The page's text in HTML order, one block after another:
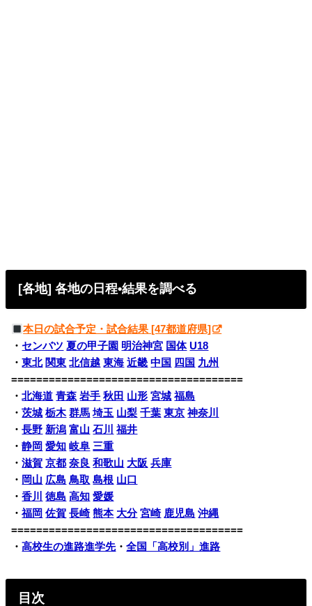
[各地] 各地の日程•結果を調べる
本日の試合予定・試合結果 [47都道府県]
・ センバツ 夏の甲子園 明治神宮 国体 U18
・東北 関東 北信越 東海 近畿 中国 四国 九州
=====================================
・北海道 青森 岩手 秋田 山形 宮城 福島
・茨城 栃木 群馬 埼玉 山梨 千葉 東京 神奈川
・長野 新潟 富山 石川
福井
・静岡 愛知 岐阜 三重
・滋賀 京都 奈良 和歌山 大阪 兵庫
・ 岡山 広島 鳥取 島根 山口
・香川 徳島 高知 愛媛
・福岡 佐賀 長崎 熊本 大分 宮崎 鹿児島 沖縄
=====================================
・高校生の進路進学先・全国「高校別」進路
目次